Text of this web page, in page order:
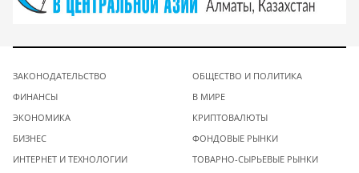
ЗАКОНОДАТЕЛЬСТВО
ФИНАНСЫ
ЭКОНОМИКА
БИЗНЕС
ИНТЕРНЕТ И ТЕХНОЛОГИИ
ОБЩЕСТВО И ПОЛИТИКА
В МИРЕ
КРИПТОВАЛЮТЫ
ФОНДОВЫЕ РЫНКИ
ТОВАРНО-СЫРЬЕВЫЕ РЫНКИ